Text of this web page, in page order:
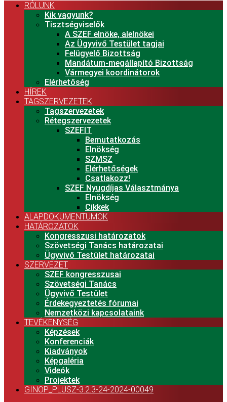
RÓLUNK
Kik vagyunk?
Tisztségviselők
A SZEF elnöke, alelnökei
Az Ügyvivő Testület tagjai
Felügyelő Bizottság
Mandátum-megállapító Bizottság
Vármegyei koordinátorok
Elérhetőség
HÍREK
TAGSZERVEZETEK
Tagszervezetek
Rétegszervezetek
SZEFIT
Bemutatkozás
Elnökség
SZMSZ
Elérhetőségek
Csatlakozz!
SZEF Nyugdíjas Választmánya
Elnökség
Cikkek
ALAPDOKUMENTUMOK
HATÁROZATOK
Kongresszusi határozatok
Szövetségi Tanács határozatai
Ügyvivő Testület határozatai
SZERVEZET
SZEF kongresszusai
Szövetségi Tanács
Ügyvivő Testület
Érdekegyeztetés fórumai
Nemzetközi kapcsolataink
TEVÉKENYSÉG
Képzések
Konferenciák
Kiadványok
Képgaléria
Videók
Projektek
GINOP_PLUSZ-3.2.3-24-2024-00049